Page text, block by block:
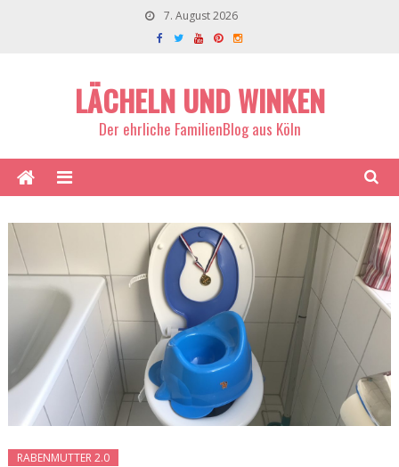
7. August 2026
LÄCHELN UND WINKEN
Der ehrliche FamilienBlog aus Köln
RABENMUTTER 2.0